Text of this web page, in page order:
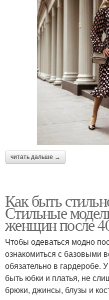
читать дальше →
Как быть
Стильные
женщин после
Чтобы одеваться модно
ознакомиться с базовыми
обязательно в
быть юбки и платья, не
брюки, джинсы, блузы и